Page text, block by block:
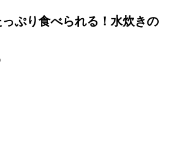
ぷり食べられる！水炊きの